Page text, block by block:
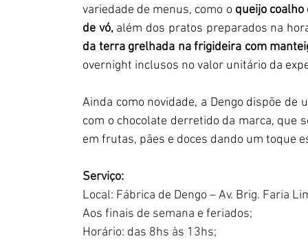
variedade de menus, como o queijo
de vó, além dos pratos preparados na
da terra grelhada na frigideira com
overnight inclusos no valor unitário da
Ainda como novidade, a Dengo dispõe
com o chocolate derretido da marca, que
em frutas, pães e doces dando um toque
Serviço:
Local: Fábrica de Dengo – Av. Brig. Faria
Aos finais de semana e feriados;
Horário: das 8hs às 13hs;